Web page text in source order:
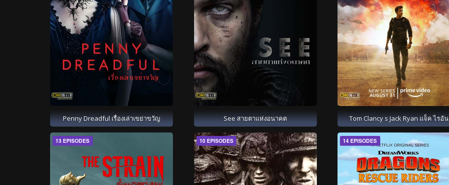
Penny Dreadful เรื่องเล่าเขย่าขวัญ See สายตาแห่งอนาคต Tom Clancy s Jack Ryan แจ็ค ไรอัน
13 EPISODES 10 EPISODES 14 EPISODES